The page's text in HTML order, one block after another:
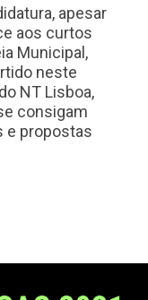
apesar
aos curtos
Municipal,
neste
NT Lisboa,
consigam
e propostas